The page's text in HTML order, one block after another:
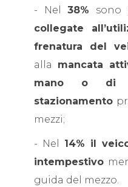
- Nel38% sono
collegate
frenatura del
alla mancata
mano o di
stazionamento
mezzi;
- Nel 14% il
intempestivo
guida del mezzo.